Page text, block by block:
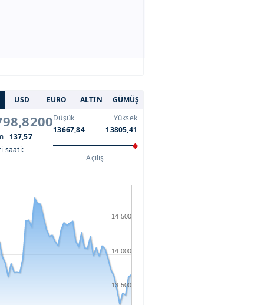
USD EURO ALTIN GÜMÜŞ
137,57
saati:
Düşük
13667,84
Yüksek
13805,41
Açılış
13 500
14 000
14 500